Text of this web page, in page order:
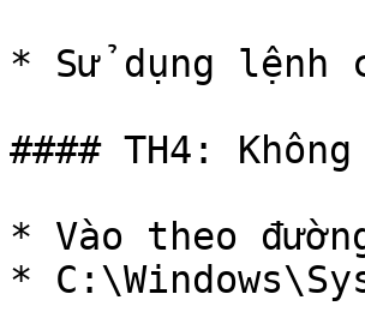
* Sử dụng lệnh
#### TH4:
* Vào theo
*